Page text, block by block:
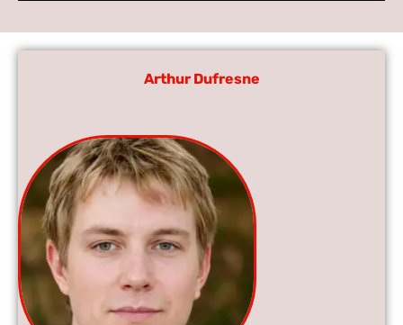
Arthur Dufresne